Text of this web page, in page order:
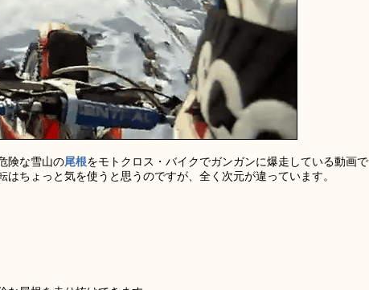
険な雪山の尾根をモトクロス・バイクでガンガンに爆走している動画で
ちょっと気を使うと思うのですが、全く次元が違っています。